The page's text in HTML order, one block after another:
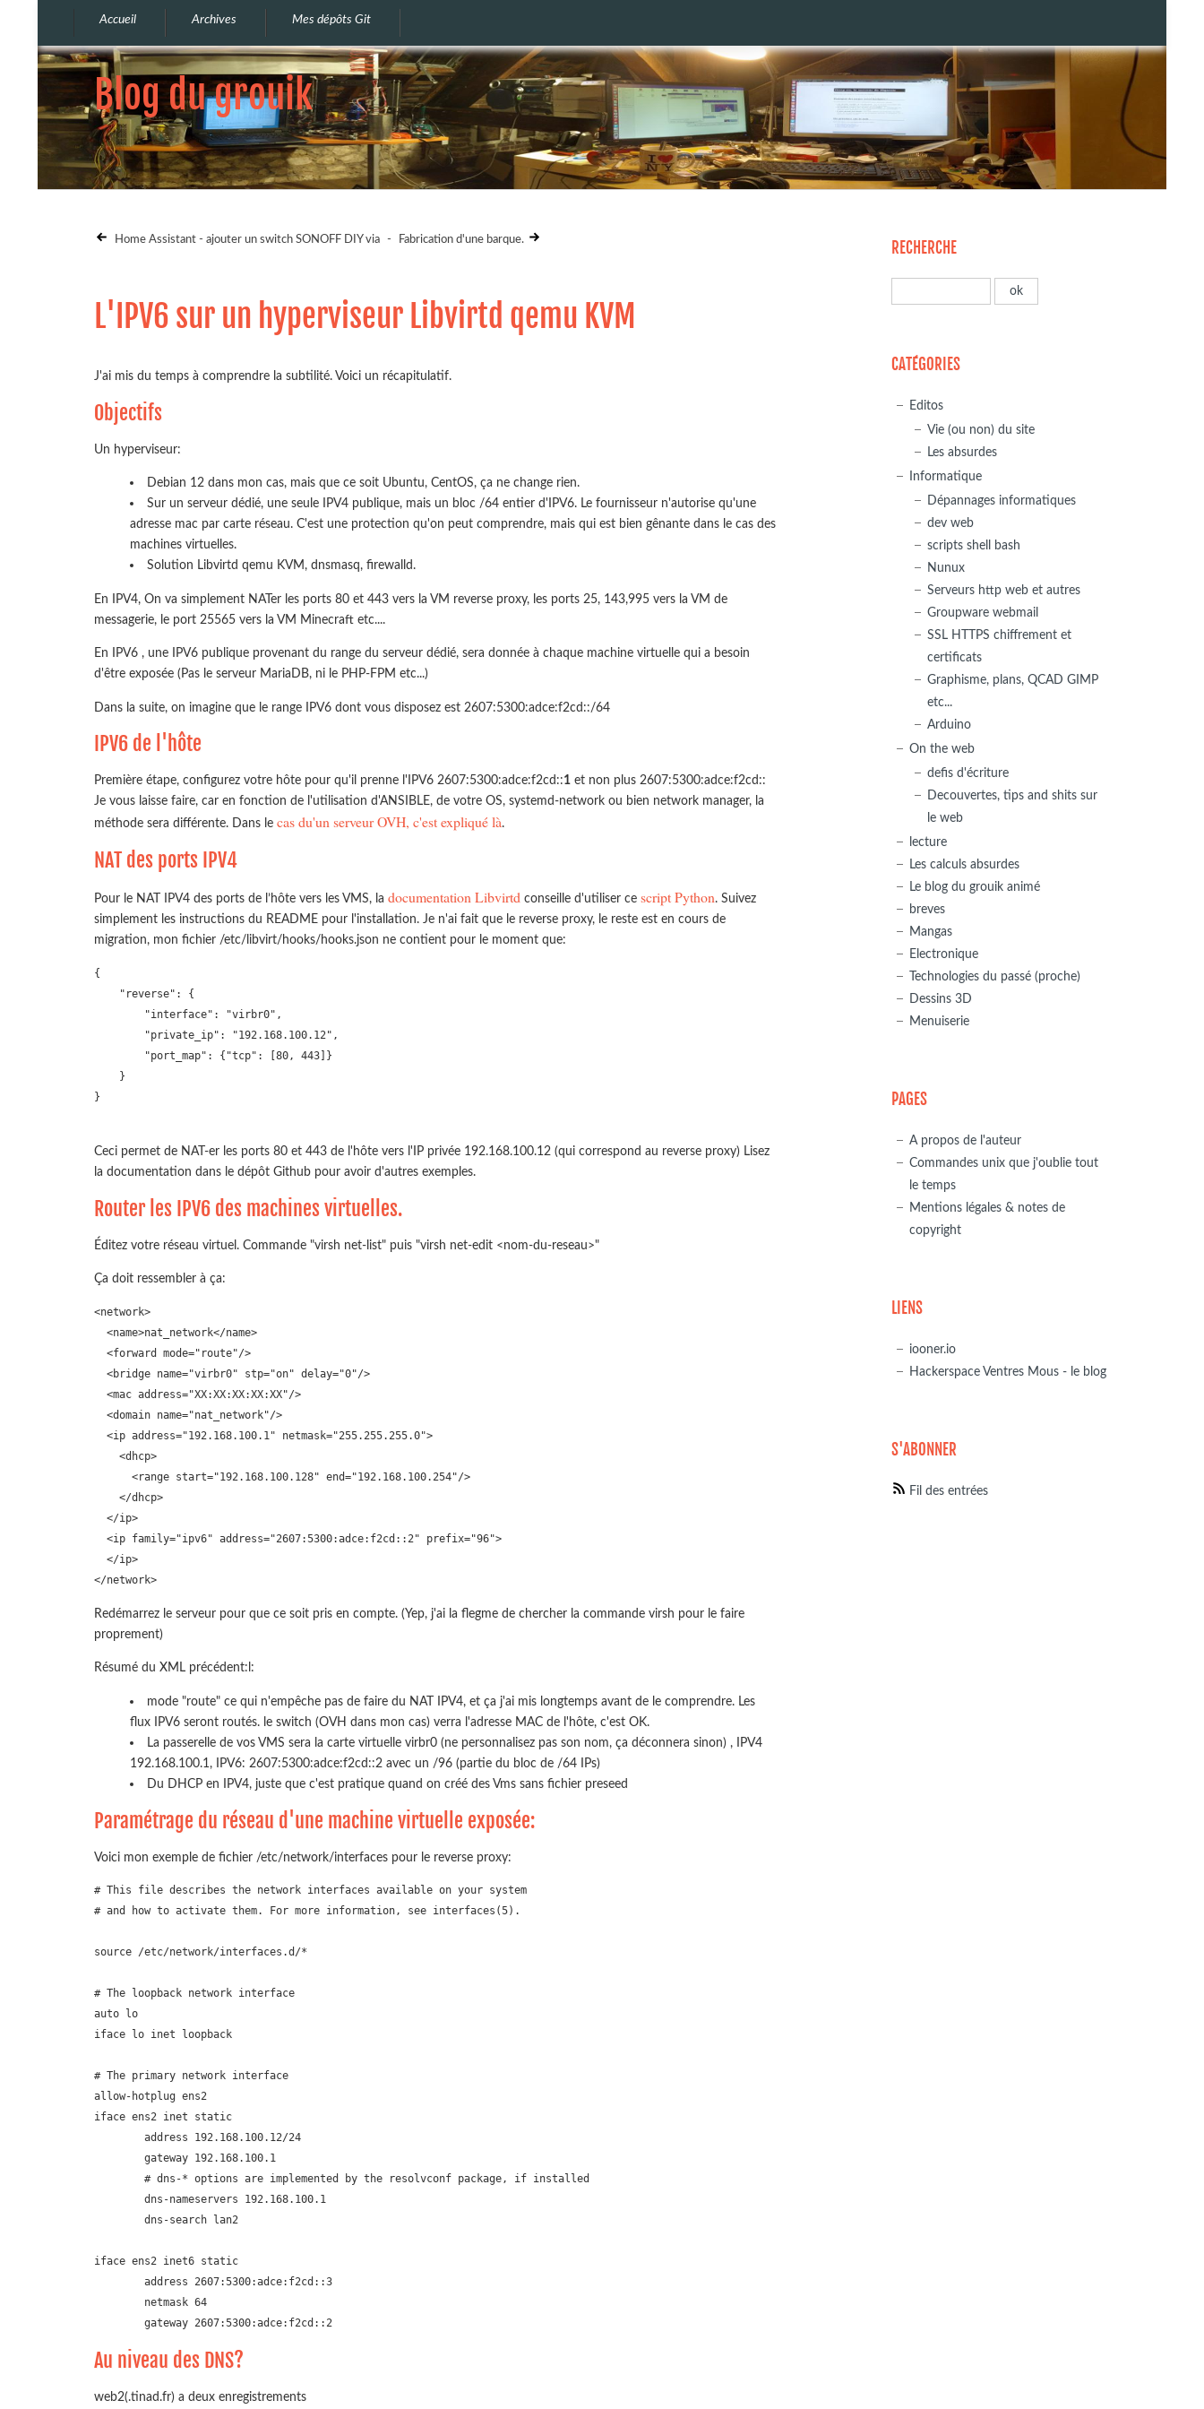
Accueil Archives Mes dépôts Git
Blog du grouik
Home Assistant - ajouter un switch SONOFF DIY via - Fabrication d'une barque.
L'IPV6 sur un hyperviseur Libvirtd qemu KVM
J'ai mis du temps à comprendre la subtilité. Voici un récapitulatif.
Objectifs
Un hyperviseur:
Debian 12 dans mon cas, mais que ce soit Ubuntu, CentOS, ça ne change rien.
Sur un serveur dédié, une seule IPV4 publique, mais un bloc /64 entier d'IPV6. Le fournisseur n'autorise qu'une
adresse mac par carte réseau. C'est une protection qu'on peut comprendre, mais qui est bien gênante dans le cas des
machines virtuelles.
Solution Libvirtd qemu KVM, dnsmasq, firewalld.
En IPV4, On va simplement NATer les ports 80 et 443 vers la VM reverse proxy, les ports 25, 143,995 vers la VM de
messagerie, le port 25565 vers la VM Minecraft etc....
En IPV6 , une IPV6 publique provenant du range du serveur dédié, sera donnée à chaque machine virtuelle qui a besoin
d'être exposée (Pas le serveur MariaDB, ni le PHP-FPM etc...)
Dans la suite, on imagine que le range IPV6 dont vous disposez est 2607:5300:adce:f2cd::/64
IPV6 de l'hôte
Première étape, configurez votre hôte pour qu'il prenne l'IPV6 2607:5300:adce:f2cd::1 et non plus 2607:5300:adce:f2cd::
Je vous laisse faire, car en fonction de l'utilisation d'ANSIBLE, de votre OS, systemd-network ou bien network manager, la
méthode sera différente. Dans le cas du'un serveur OVH, c'est expliqué là.
NAT des ports IPV4
Pour le NAT IPV4 des ports de l’hôte vers les VMS, la documentation Libvirtd conseille d'utiliser ce script Python. Suivez
simplement les instructions du README pour l'installation. Je n'ai fait que le reverse proxy, le reste est en cours de
migration, mon fichier /etc/libvirt/hooks/hooks.json ne contient pour le moment que:
{
    "reverse": {
        "interface": "virbr0",
        "private_ip": "192.168.100.12",
        "port_map": {"tcp": [80, 443]}
    }
}
Ceci permet de NAT-er les ports 80 et 443 de l'hôte vers l'IP privée 192.168.100.12 (qui correspond au reverse proxy) Lisez
la documentation dans le dépôt Github pour avoir d'autres exemples.
Router les IPV6 des machines virtuelles.
Éditez votre réseau virtuel. Commande "virsh net-list" puis "virsh net-edit <nom-du-reseau>"
Ça doit ressembler à ça:
<network>
  <name>nat_network</name>
  <forward mode="route"/>
  <bridge name="virbr0" stp="on" delay="0"/>
  <mac address="XX:XX:XX:XX:XX"/>
  <domain name="nat_network"/>
  <ip address="192.168.100.1" netmask="255.255.255.0">
    <dhcp>
      <range start="192.168.100.128" end="192.168.100.254"/>
    </dhcp>
  </ip>
  <ip family="ipv6" address="2607:5300:adce:f2cd::2" prefix="96">
  </ip>
Redémarrez le serveur pour que ce soit pris en compte. (Yep, j'ai la flegme de chercher la commande virsh pour le faire
proprement)
Résumé du XML précédent:l:
mode "route" ce qui n'empêche pas de faire du NAT IPV4, et ça j'ai mis longtemps avant de le comprendre. Les
flux IPV6 seront routés. le switch (OVH dans mon cas) verra l'adresse MAC de l'hôte, c'est OK.
La passerelle de vos VMS sera la carte virtuelle virbr0 (ne personnalisez pas son nom, ça déconnera sinon) , IPV4
192.168.100.1, IPV6: 2607:5300:adce:f2cd::2 avec un /96 (partie du bloc de /64 IPs)
Du DHCP en IPV4, juste que c'est pratique quand on créé des Vms sans fichier preseed
Paramétrage du réseau d'une machine virtuelle exposée:
Voici mon exemple de fichier /etc/network/interfaces pour le reverse proxy:
# This file describes the network interfaces available on your system
# and how to activate them. For more information, see interfaces(5).
source /etc/network/interfaces.d/*
# The loopback network interface
auto lo
iface lo inet loopback
# The primary network interface
allow-hotplug ens2
iface ens2 inet static
iface ens2 inet6 static
Au niveau des DNS?
web2(.tinad.fr) a deux enregistrements
RECHERCHE
CATÉGORIES
Editos
Vie (ou non) du site
Les absurdes
Informatique
Dépannages informatiques
dev web
scripts shell bash
Nunux
Serveurs http web et autres
Groupware webmail
SSL HTTPS chiffrement et
certificats
Graphisme, plans, QCAD GIMP
etc...
Arduino
On the web
defis d'écriture
Decouvertes, tips and shits sur
le web
lecture
Les calculs absurdes
Le blog du grouik animé
breves
Mangas
Electronique
Technologies du passé (proche)
Dessins 3D
Menuiserie
PAGES
A propos de l'auteur
Commandes unix que j'oublie tout
le temps
Mentions légales & notes de
copyright
LIENS
iooner.io
Hackerspace Ventres Mous - le blog
S'ABONNER
Fil des entrées